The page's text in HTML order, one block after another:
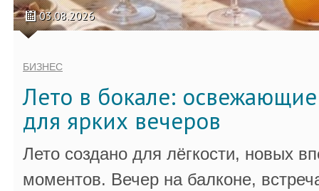
03.08.2026
БИЗНЕС
Лето в бокале:
для ярких вечеров
Лето создано для лёгкости, новых
моментов. Вечер на балконе,